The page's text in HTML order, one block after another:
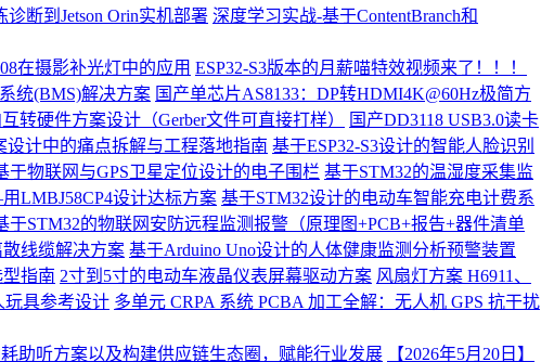
断到Jetson Orin实机部署 深度学习实战-基于ContentBranch和
在摄影补光灯中的应用 ESP32-S3版本的月薪喵特效视频来了！！！
统(BMS)解决方案 国产单芯片AS8133：DP转HDMI4K@60Hz极简方
转硬件方案设计（Gerber文件可直接打样）
国产DD3118 USB3.0读卡
设计中的痛点拆解与工程落地指南 基于ESP32-S3设计的智能人脸识别
于物联网与GPS卫星定位设计的电子围栏 基于STM32的温湿度采集监
LMBJ58CP4设计达标方案 基于STM32设计的电动车智能充电计费系
于STM32的物联网安防远程监测报警（原理图+PCB+报告+器件清单
散线缆解决方案 基于Arduino Uno设计的人体健康监测分析预警装置
指南 2寸到5寸的电动车液晶仪表屏幕驱动方案 风扇灯方案 H6911、
玩具参考设计 多单元 CRPA 系统 PCBA 加工全解：无人机 GPS 抗干扰
助听方案以及构建供应链生态圈，赋能行业发展 【2026年5月20日】